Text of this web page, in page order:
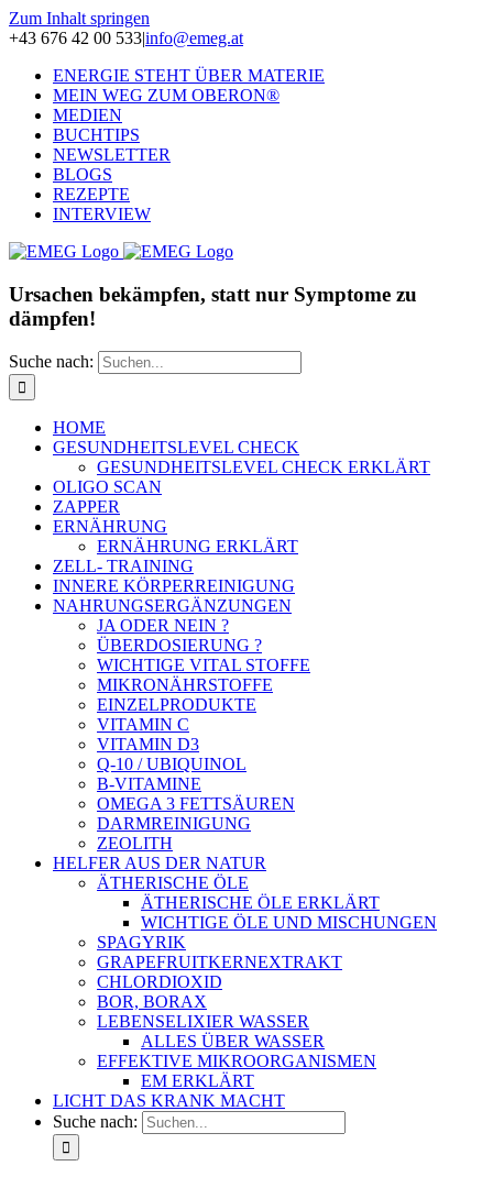
Zum Inhalt springen
+43 676 42 00 533|info@emeg.at
ENERGIE STEHT ÜBER MATERIE
MEIN WEG ZUM OBERON®
MEDIEN
BUCHTIPS
NEWSLETTER
BLOGS
REZEPTE
INTERVIEW
Ursachen bekämpfen, statt nur Symptome zu
dämpfen!
Suche nach:
HOME
GESUNDHEITSLEVEL CHECK
GESUNDHEITSLEVEL CHECK ERKLÄRT
OLIGO SCAN
ZAPPER
ERNÄHRUNG
ERNÄHRUNG ERKLÄRT
ZELL- TRAINING
INNERE KÖRPERREINIGUNG
NAHRUNGSERGÄNZUNGEN
JA ODER NEIN ?
ÜBERDOSIERUNG ?
WICHTIGE VITAL STOFFE
MIKRONÄHRSTOFFE
EINZELPRODUKTE
VITAMIN C
VITAMIN D3
Q-10 / UBIQUINOL
B-VITAMINE
OMEGA 3 FETTSÄUREN
DARMREINIGUNG
ZEOLITH
HELFER AUS DER NATUR
ÄTHERISCHE ÖLE
ÄTHERISCHE ÖLE ERKLÄRT
WICHTIGE ÖLE UND MISCHUNGEN
SPAGYRIK
GRAPEFRUITKERNEXTRAKT
CHLORDIOXID
BOR, BORAX
LEBENSELIXIER WASSER
ALLES ÜBER WASSER
EFFEKTIVE MIKROORGANISMEN
EM ERKLÄRT
LICHT DAS KRANK MACHT
Suche nach: